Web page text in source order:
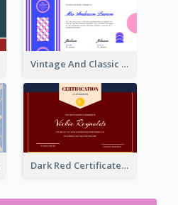
Vintage And Classic Vibrant Certificate Design Ideas
Dark Red Certificate Of Recommendation